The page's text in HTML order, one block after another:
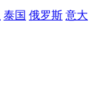
泰国 俄罗斯 意大